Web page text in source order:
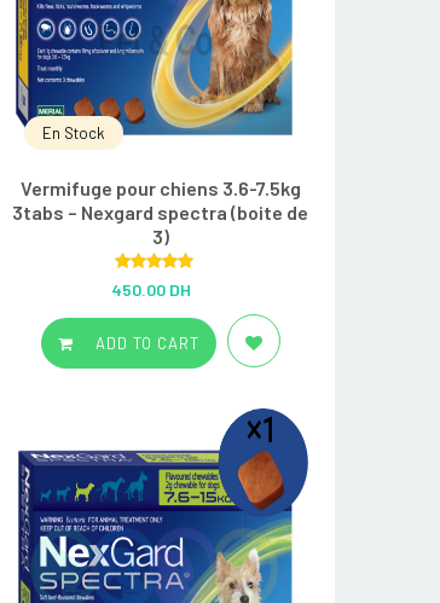
En Stock
Vermifuge pour chiens 3.6-7.5kg
3tabs – Nexgard spectra (boite de
3)
Rated 5.00
out of 5
450.00 DH
ADD TO CART